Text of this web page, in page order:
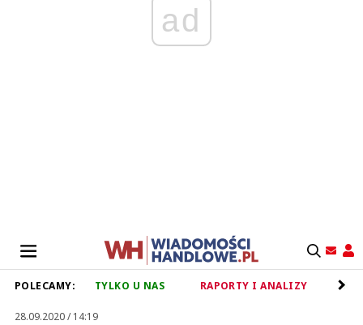
ad
POLECAMY: TYLKO U NAS RAPORTY I ANALIZY
28.09.2020 / 14:19